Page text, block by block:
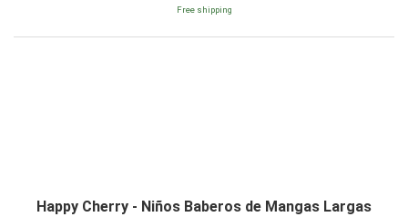
Free shipping
Happy Cherry - Niños Baberos de Mangas Largas